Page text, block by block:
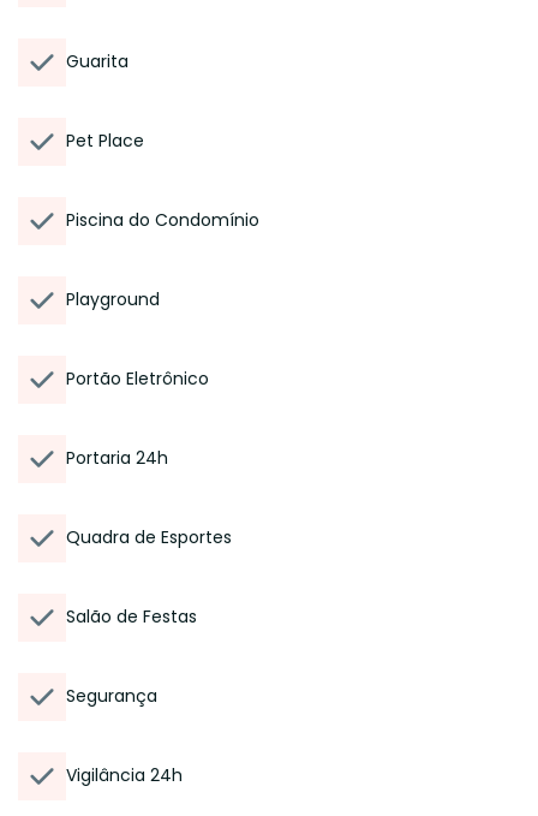
Guarita
Pet Place
Piscina do Condomínio
Playground
Portão Eletrônico
Portaria 24h
Quadra de Esportes
Salão de Festas
Segurança
Vigilância 24h